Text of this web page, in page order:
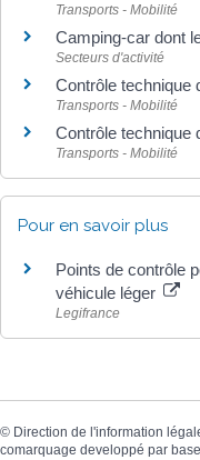
Transports - Mobilité
Camping-car dont
Secteurs d'activité
Contrôle technique
Transports - Mobilité
Contrôle technique
Transports - Mobilité
Pour en savoir plus
Points de contrôle
véhicule léger
Legifrance
© Direction de l'information
comarquage developpé par